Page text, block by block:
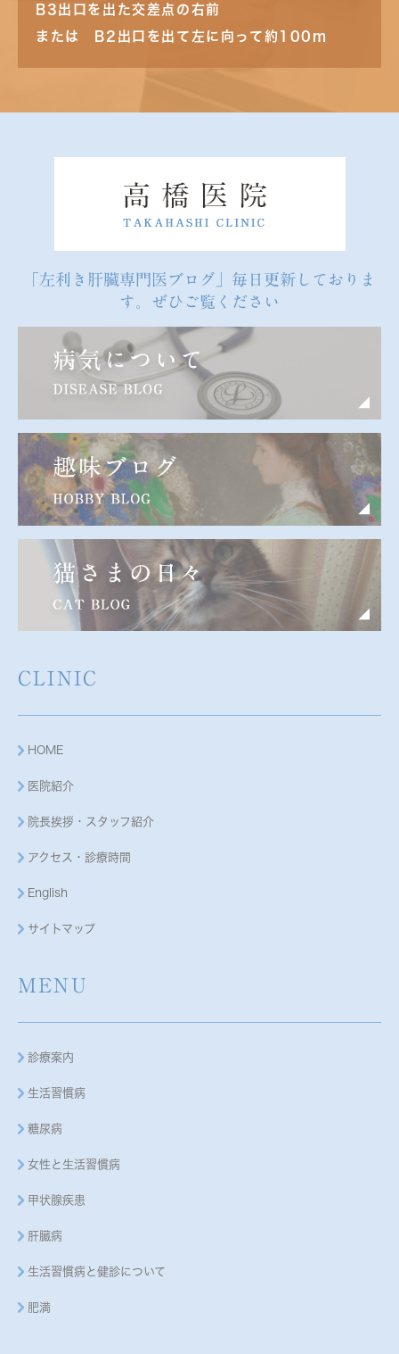
B3出口を出た交差点の右前
または B2出口を出て左に向って約100m
「左利き肝臓専門医ブログ」毎日更新しておりま
す。ぜひご覧ください
CLINIC
HOME
医院紹介
院長挨拶・スタッフ紹介
アクセス・診療時間
English
サイトマップ
MENU
診療案内
生活習慣病
糖尿病
女性と生活習慣病
甲状腺疾患
肝臓病
生活習慣病と健診について
肥満